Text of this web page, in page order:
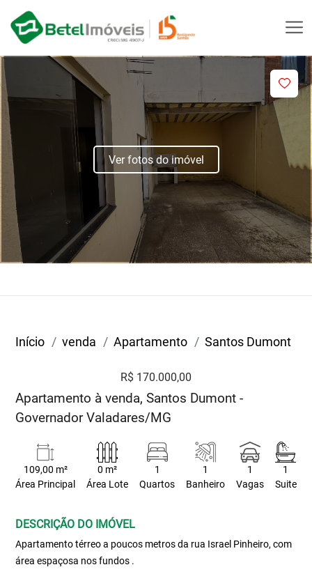
Ver fotos do imóvel
Início venda Apartamento Santos Dumont
R$ 170.000,00
Apartamento à venda, Santos Dumont -
Governador Valadares/MG
109,00 m²
Área Principal
0 m²
Área Lote
1
Quartos
1
Banheiro
1
Vagas
1
Suite
DESCRIÇÃO DO IMÓVEL
Apartamento térreo a poucos metros da rua Israel Pinheiro, com
área espaçosa nos fundos .